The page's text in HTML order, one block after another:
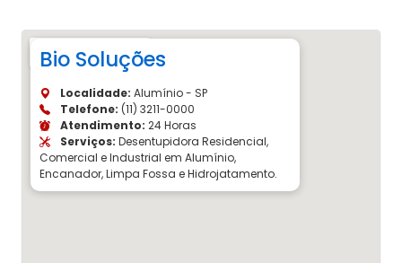
Bio Soluções
Localidade: Alumínio - SP
Telefone: (11) 3211-0000
Atendimento: 24 Horas
Serviços: Desentupidora Residencial,
Comercial e Industrial em Alumínio,
Encanador, Limpa Fossa e Hidrojatamento.